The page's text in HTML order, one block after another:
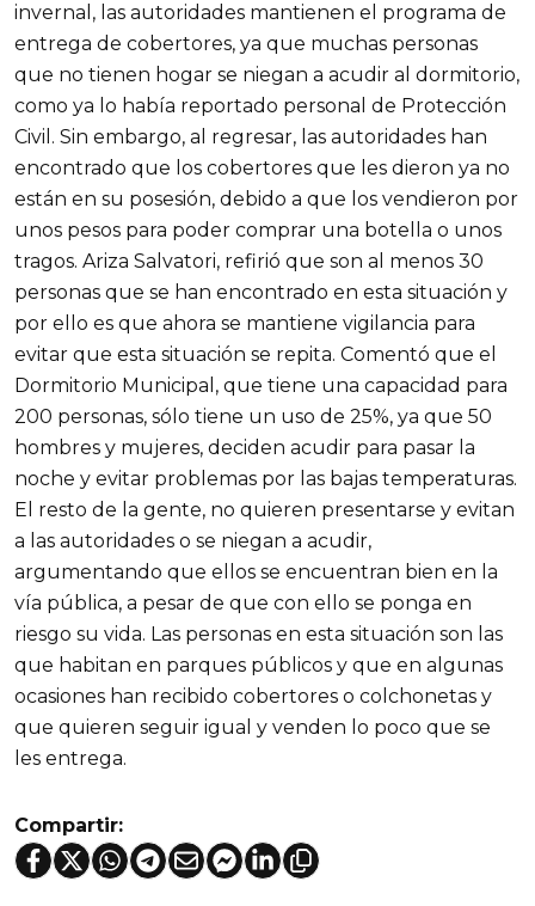
invernal, las autoridades mantienen el programa de
entrega de cobertores, ya que muchas personas
que no tienen hogar se niegan a acudir al dormitorio,
como ya lo había reportado personal de Protección
Civil. Sin embargo, al regresar, las autoridades han
encontrado que los cobertores que les dieron ya no
están en su posesión, debido a que los vendieron por
unos pesos para poder comprar una botella o unos
tragos. Ariza Salvatori, refirió que son al menos 30
personas que se han encontrado en esta situación y
por ello es que ahora se mantiene vigilancia para
evitar que esta situación se repita. Comentó que el
Dormitorio Municipal, que tiene una capacidad para
200 personas, sólo tiene un uso de 25%, ya que 50
hombres y mujeres, deciden acudir para pasar la
noche y evitar problemas por las bajas temperaturas.
El resto de la gente, no quieren presentarse y evitan
a las autoridades o se niegan a acudir,
argumentando que ellos se encuentran bien en la
vía pública, a pesar de que con ello se ponga en
riesgo su vida. Las personas en esta situación son las
que habitan en parques públicos y que en algunas
ocasiones han recibido cobertores o colchonetas y
que quieren seguir igual y venden lo poco que se
les entrega.
Compartir: